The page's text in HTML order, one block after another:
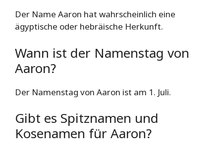
Der Name Aaron hat wahrscheinlich eine
ägyptische oder hebräische Herkunft.
Wann ist der Namenstag von
Aaron?
Der Namenstag von Aaron ist am 1. Juli.
Gibt es Spitznamen und
Kosenamen für Aaron?